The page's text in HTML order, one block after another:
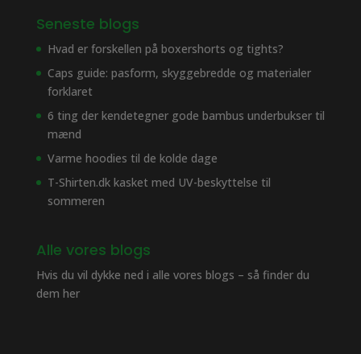
Seneste blogs
Hvad er forskellen på boxershorts og tights?
Caps guide: pasform, skyggebredde og materialer
forklaret
6 ting der kendetegner gode bambus underbukser til
mænd
Varme hoodies til de kolde dage
T-Shirten.dk kasket med UV-beskyttelse til
sommeren
Alle vores blogs
Hvis du vil dykke ned i alle vores blogs – så finder du
dem her